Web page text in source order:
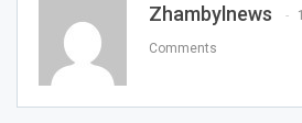
Zhambylnews
Comments